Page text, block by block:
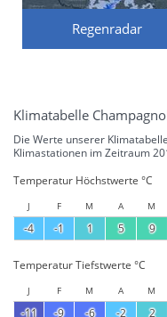
Regenradar
Klimatabelle
Die Werte unserer
Klimastationen im Zeitraum
Temperatur Höchstwerte °C
J F M A M
-4 -1 1 5 9
Temperatur Tiefstwerte °C
J F M A M
-11 -9 -6 -2 2